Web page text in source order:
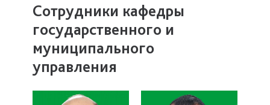
Сотрудники кафедры
государственного и
муниципального
управления